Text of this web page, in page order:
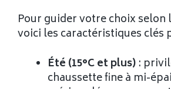
Pour guider votre choix selon
voici les caractéristiques clés
Été (15°C et plus) :
chaussette fine à mi-